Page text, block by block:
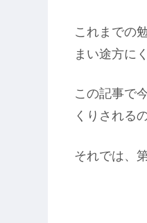
これまでの
まい途方に
この記事で
くりされる
それでは、